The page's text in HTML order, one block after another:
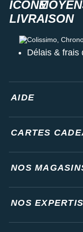
Colissimo,
Délais & frais
AIDE
CARTES
NOS
NOS